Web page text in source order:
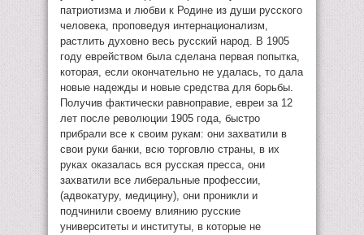
патриотизма и любви к Родине из души русского
человека, проповедуя интернационализм,
растлить духовно весь русский народ. В 1905
году еврейством была сделана первая попытка,
которая, если окончательно не удалась, то дала
новые надежды и новые средства для борьбы.
Получив фактически равноправие, евреи за 12
лет после революции 1905 года, быстро
прибрали все к своим рукам: они захватили в
свои руки банки, всю торговлю страны, в их
руках оказалась вся русская пресса, они
захватили все либеральные профессии,
(адвокатуру, медицину), они проникли и
подчинили своему влиянию русские
университеты и институты, в которые не